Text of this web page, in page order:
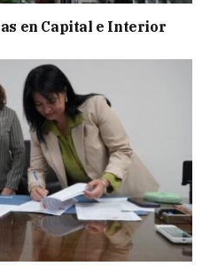
en Capital e Interior